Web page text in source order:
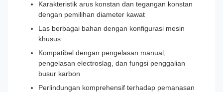
Karakteristik arus konstan dan tegangan konstan
dengan pemilihan diameter kawat
Las berbagai bahan dengan konfigurasi mesin
khusus
Kompatibel dengan pengelasan manual,
pengelasan electroslag, dan fungsi penggalian
busur karbon
Perlindungan komprehensif terhadap pemanasan